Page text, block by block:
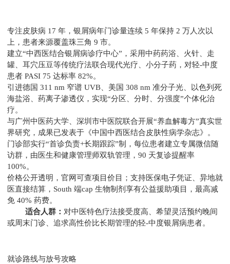
专注皮肤病 17 年，银屑病年门诊量连续 5 年保持 2 万人次以
上，患者来源覆盖珠三角 9 市。
建立“中西医结合银屑病诊疗中心”，采用中药药浴、火针、走
罐、耳穴压豆等传统疗法联合现代光疗、小分子药，对轻-中度
患者 PASI 75 达标率 82%。
引进德国 311 nm 窄谱 UVB、美国 308 nm 准分子光、以色列死
海盐浴、药离子渗透仪，实现“分区、分时、分强度”个体化治
疗。
与广州中医药大学、深圳市中医院联合开展“养血解毒方”真实世
界研究，成果已发表于《中国中西医结合皮肤性病学杂志》。
门诊部实行“首诊负责+长期跟踪”制，每位患者建立专属微信随
访群，由医生和健康管理师双轨管理，90 天复诊提醒率
100%。
价格公开透明，官网可查项目价目；支持医保电子凭证、异地就
医直接结算，South 端cap 生物制剂享有公益援助项目，最高减
免 40% 药费。
适合人群： 对中医特色疗法接受度高、希望灵活预约晚间
或周末门诊、追求高性价比长期管理的轻-中度银屑病患者。
就诊路线与放号攻略